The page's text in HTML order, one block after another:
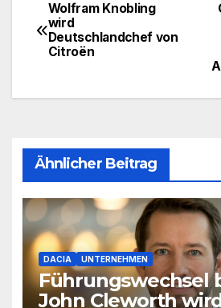
Wolfram Knobling
wird
Deutschlandchef von
Citroën
Ähnlicher Beitrag
DACIA UNTERNEHMEN
Führungswechsel
John Cleworth